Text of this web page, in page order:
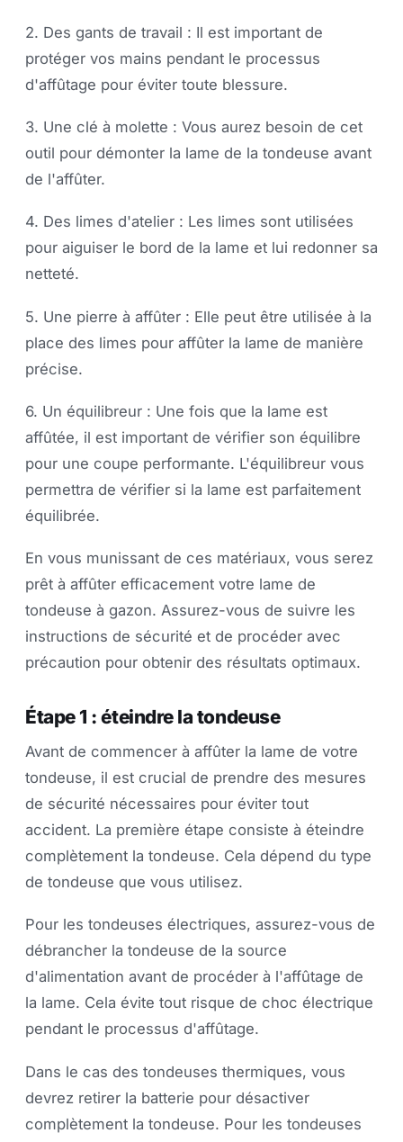
2. Des gants de travail : Il est important de
protéger vos mains pendant le processus
d'affûtage pour éviter toute blessure.
3. Une clé à molette : Vous aurez besoin de cet
outil pour démonter la lame de la tondeuse avant
de l'affûter.
4. Des limes d'atelier : Les limes sont utilisées
pour aiguiser le bord de la lame et lui redonner sa
netteté.
5. Une pierre à affûter : Elle peut être utilisée à la
place des limes pour affûter la lame de manière
précise.
6. Un équilibreur : Une fois que la lame est
affûtée, il est important de vérifier son équilibre
pour une coupe performante. L'équilibreur vous
permettra de vérifier si la lame est parfaitement
équilibrée.
En vous munissant de ces matériaux, vous serez
prêt à affûter efficacement votre lame de
tondeuse à gazon. Assurez-vous de suivre les
instructions de sécurité et de procéder avec
précaution pour obtenir des résultats optimaux.
Étape 1 : éteindre la tondeuse
Avant de commencer à affûter la lame de votre
tondeuse, il est crucial de prendre des mesures
de sécurité nécessaires pour éviter tout
accident. La première étape consiste à éteindre
complètement la tondeuse. Cela dépend du type
de tondeuse que vous utilisez.
Pour les tondeuses électriques, assurez-vous de
débrancher la tondeuse de la source
d'alimentation avant de procéder à l'affûtage de
la lame. Cela évite tout risque de choc électrique
pendant le processus d'affûtage.
Dans le cas des tondeuses thermiques, vous
devrez retirer la batterie pour désactiver
complètement la tondeuse. Pour les tondeuses